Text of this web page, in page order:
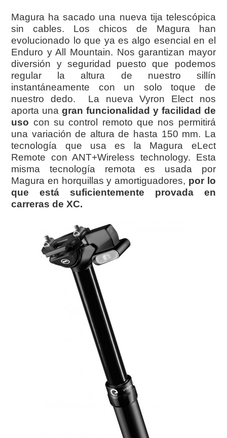
Magura ha sacado una nueva tija telescópica
sin cables. Los chicos de Magura han
evolucionado lo que ya es algo esencial en el
Enduro y All Mountain. Nos garantizan mayor
diversión y seguridad puesto que podemos
regular la altura de nuestro sillín
instantáneamente con un solo toque de
nuestro dedo. La nueva Vyron Elect nos
aporta unagran funcionalidad y facilidad de
uso con su control remoto que nos permitirá
una variación de altura de hasta 150 mm. La
tecnología que usa es la Magura eLect
Remote con ANT+Wireless technology. Esta
misma tecnología remota es usada por
Magura en horquillas y amortiguadores, por lo
que está suficientemente provada en
carreras de XC.